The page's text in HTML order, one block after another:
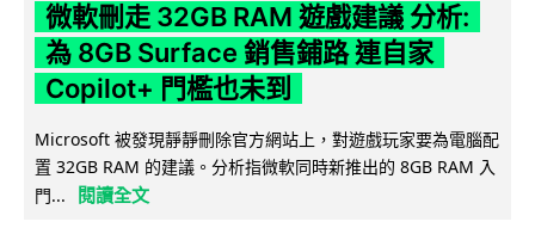
微軟刪走 32GB RAM 遊戲建議 分析:
為 8GB Surface 銷售鋪路 連自家
Copilot+ 門檻也未到
Microsoft 被發現靜靜刪除官方網站上，對遊戲玩家要為電腦配
置 32GB RAM 的建議。分析指微軟同時新推出的 8GB RAM 入
門...
閱讀全文